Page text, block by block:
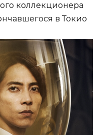
коллекционера
в Токио